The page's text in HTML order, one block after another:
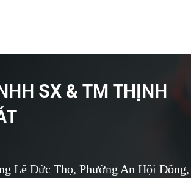
SX & TM THỊNH
Lê Đức Thọ, Phường An Hội Đông,